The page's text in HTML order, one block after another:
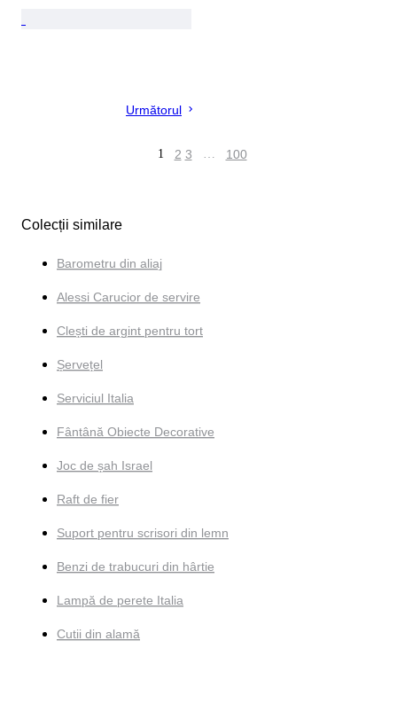
Următorul
1 2 3 … 100
Colecții similare
Barometru din aliaj
Alessi Carucior de servire
Clești de argint pentru tort
Șervețel
Serviciul Italia
Fântână Obiecte Decorative
Joc de șah Israel
Raft de fier
Suport pentru scrisori din lemn
Benzi de trabucuri din hârtie
Lampă de perete Italia
Cutii din alamă